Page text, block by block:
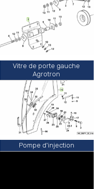
Vitre de porte gauche
Agrotron
Pompe d'injection